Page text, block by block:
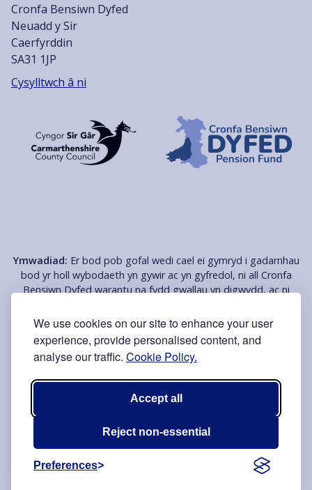
We use cookies on our site to enhance your user
experience, provide personalised content, and
analyse our traffic. Cookie Policy.
Accept all
Reject non-essential
Preferences
Cronfa Bensiwn Dyfed
Neuadd y Sir
Caerfyrddin
SA31 1JP
Cysylltwch â ni
Ymwadiad: Er bod pob gofal wedi cael ei gymryd i gadarnhau
bod yr holl wybodaeth yn gywir ac yn gyfredol, ni all Cronfa
Bensiwn Dyfed warantu na fydd gwallau yn digwydd, ac ni
anghyfleustra a achosir o ganlyniad i unrhyw wall neu
gamgymeriad ar y tudalennau hyn. Mae nifer o'r dolenni yn
cysylltu â thudalennau â gynhelir gan gyrff eraill, sy’n cael eu
darparu er mwyn eich cyfleustra. Nad yw’r Gronfa yn
cymeradwyo nac yn cefnogi'r cyrff dan sylw, y wybodaeth ar eu
tudalennau, eu cynnyrch na'u gwasanaethau ac ni fydd yn cael
ei dal yn gyfrifol am gynnwys y tudalennau hyn.
© Cronfa Bensiwn Dyfed 2026 Gwefan gan